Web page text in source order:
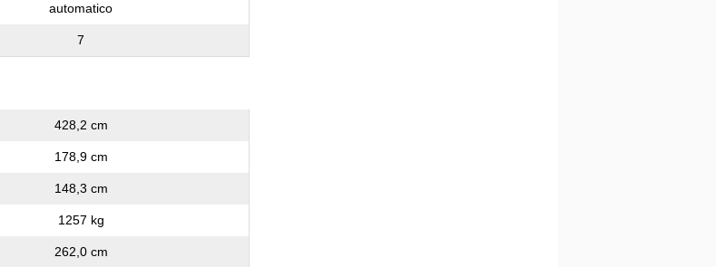
automatico
7
428,2 cm
178,9 cm
148,3 cm
1257 kg
262,0 cm